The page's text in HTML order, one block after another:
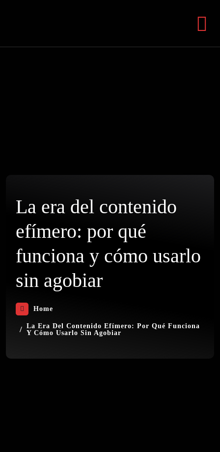
La era del contenido
efímero: por qué
funciona y cómo usarlo
sin agobiar
Home
La Era Del Contenido Efímero: Por Qué Funciona
Y Cómo Usarlo Sin Agobiar